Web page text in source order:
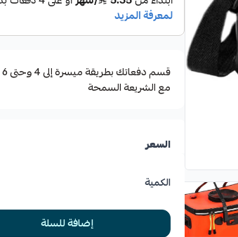
قابل للطي للتخزين.
مع الشريعة السمحة
السعر
الكمية
إضافة للسلة